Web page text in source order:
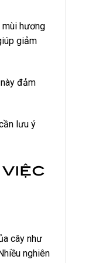
mùi hương
giảm
đảm
lưu ý
cây như
nghiên